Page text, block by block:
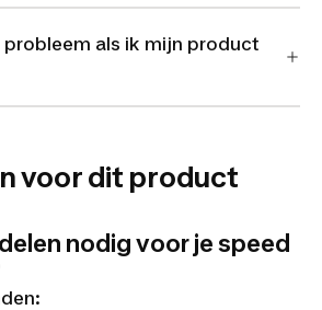
probleem als ik mijn product
voor dit product
nodig voor je speed